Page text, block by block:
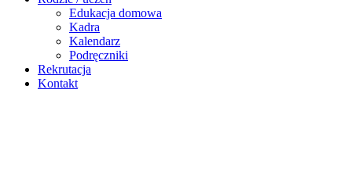
Edukacja domowa
Kadra
Kalendarz
Podręczniki
Rekrutacja
Kontakt